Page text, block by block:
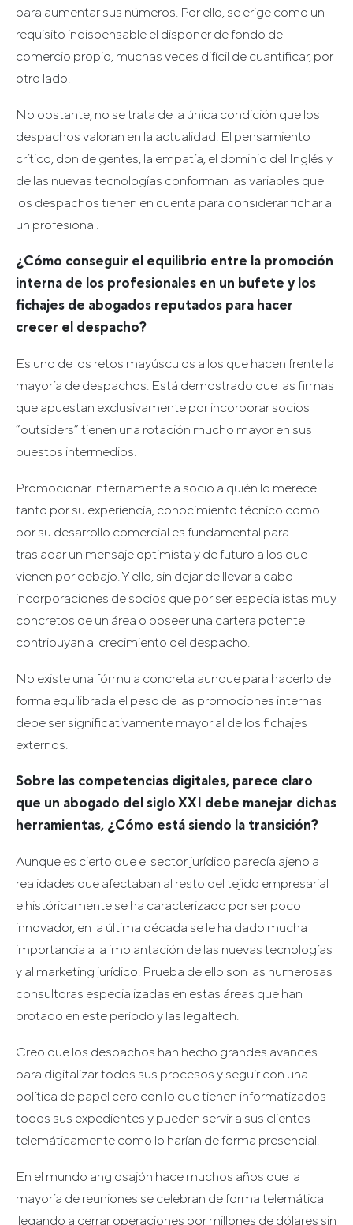
para aumentar sus números. Por ello, se erige como un
requisito indispensable el disponer de fondo de
comercio propio, muchas veces difícil de cuantificar, por
otro lado.
No obstante, no se trata de la única condición que los
despachos valoran en la actualidad. El pensamiento
crítico, don de gentes, la empatía, el dominio del Inglés y
de las nuevas tecnologías conforman las variables que
los despachos tienen en cuenta para considerar fichar a
un profesional.
¿Cómo conseguir el equilibrio entre la promoción
interna de los profesionales en un bufete y los
fichajes de abogados reputados para hacer
crecer el despacho?
Es uno de los retos mayúsculos a los que hacen frente la
mayoría de despachos. Está demostrado que las firmas
que apuestan exclusivamente por incorporar socios
“outsiders” tienen una rotación mucho mayor en sus
puestos intermedios.
Promocionar internamente a socio a quién lo merece
tanto por su experiencia, conocimiento técnico como
por su desarrollo comercial es fundamental para
trasladar un mensaje optimista y de futuro a los que
vienen por debajo. Y ello, sin dejar de llevar a cabo
incorporaciones de socios que por ser especialistas muy
concretos de un área o poseer una cartera potente
contribuyan al crecimiento del despacho.
No existe una fórmula concreta aunque para hacerlo de
forma equilibrada el peso de las promociones internas
debe ser significativamente mayor al de los fichajes
externos.
Sobre las competencias digitales, parece claro
que un abogado del siglo XXI debe manejar dichas
herramientas, ¿Cómo está siendo la transición?
Aunque es cierto que el sector jurídico parecía ajeno a
realidades que afectaban al resto del tejido empresarial
e históricamente se ha caracterizado por ser poco
innovador, en la última década se le ha dado mucha
importancia a la implantación de las nuevas tecnologías
y al marketing jurídico. Prueba de ello son las numerosas
consultoras especializadas en estas áreas que han
brotado en este período y las legaltech.
Creo que los despachos han hecho grandes avances
para digitalizar todos sus procesos y seguir con una
política de papel cero con lo que tienen informatizados
todos sus expedientes y pueden servir a sus clientes
telemáticamente como lo harían de forma presencial.
En el mundo anglosajón hace muchos años que la
mayoría de reuniones se celebran de forma telemática
llegando a cerrar operaciones por millones de dólares sin